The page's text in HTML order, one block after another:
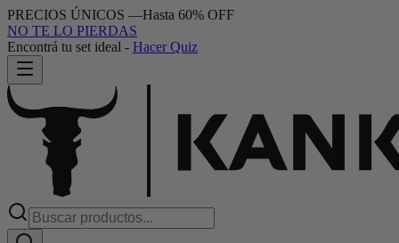
PRECIOS ÚNICOS —Hasta 60% OFF
NO TE LO PIERDAS
Encontrá tu set ideal - Hacer Quiz